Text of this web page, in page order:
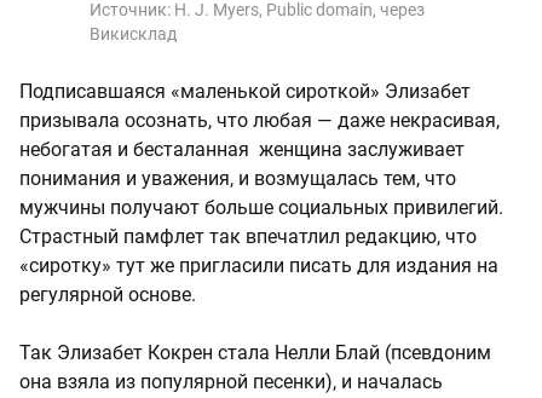
Источник: H. J. Myers, Public domain, через
Викисклад
Подписавшаяся «маленькой сироткой» Элизабет
призывала осознать, что любая — даже некрасивая,
небогатая и бесталанная женщина заслуживает
понимания и уважения, и возмущалась тем, что
мужчины получают больше социальных привилегий.
Страстный памфлет так впечатлил редакцию, что
«сиротку» тут же пригласили писать для издания на
регулярной основе.
Так Элизабет Кокрен стала Нелли Блай (псевдоним
она взяла из популярной песенки), и началась